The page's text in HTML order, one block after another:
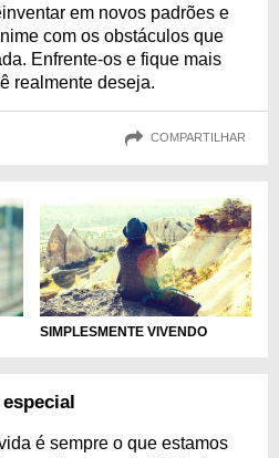
em novos padrões e
com os obstáculos que
Enfrente-os e fique mais
realmente deseja.
COMPARTILHAR
SIMPLESMENTE VIVENDO
é sempre o que estamos